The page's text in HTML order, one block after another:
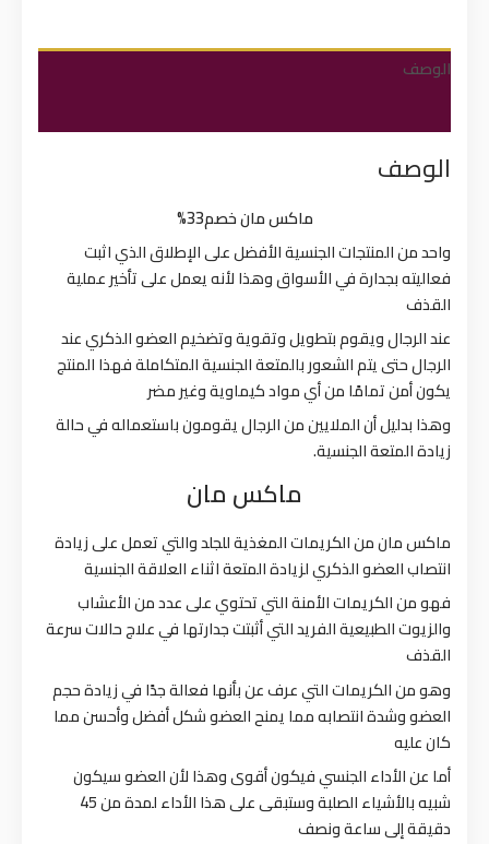
الوصف
الوصف
ماكس مان خصم33%
واحد من المنتجات الجنسية الأفضل على الإطلاق الذي اثبت
فعاليته بجدارة في الأسواق وهذا لأنه يعمل على تأخير عملية
القذف
عند الرجال ويقوم بتطويل وتقوية وتضخيم العضو الذكري عند
الرجال حتى يتم الشعور بالمتعة الجنسية المتكاملة فهذا المنتج
يكون أمن تمامًا من أي مواد كيماوية وغير مضر
وهذا بدليل أن الملايين من الرجال يقومون باستعماله في حالة
زيادة المتعة الجنسية.
ماكس مان
ماكس مان من الكريمات المغذية للجلد والتي تعمل على زيادة
انتصاب العضو الذكري لزيادة المتعة اثناء العلاقة الجنسية
فهو من الكريمات الأمنة التي تحتوي على عدد من الأعشاب
والزيوت الطبيعية الفريد التي أثبتت جدارتها في علاج حالات سرعة
القذف
وهو من الكريمات التي عرف عن بأنها فعالة جدًا في زيادة حجم
العضو وشدة انتصابه مما يمنح العضو شكل أفضل وأحسن مما
كان عليه
أما عن الأداء الجنسي فيكون أقوى وهذا لأن العضو سيكون
شبيه بالأشياء الصلبة وستبقى على هذا الأداء لمدة من 45
دقيقة إلى ساعة ونصف